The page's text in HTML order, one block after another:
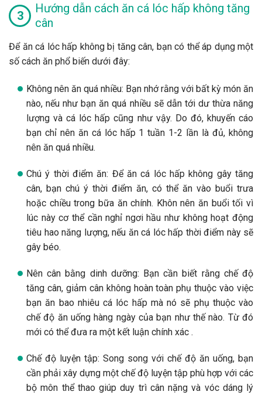
Hướng dẫn cách ăn cá lóc hấp không tăng
cân
Để ăn cá lóc hấp không bị tăng cân, bạn có thể áp dụng một
số cách ăn phổ biến dưới đây:
Không nên ăn quá nhiều: Bạn nhớ rằng với bất kỳ món ăn
nào, nếu như bạn ăn quá nhiều sẽ dẫn tới dư thừa năng
lượng và cá lóc hấp cũng như vậy. Do đó, khuyến cáo
bạn chỉ nên ăn cá lóc hấp 1 tuần 1-2 lần là đủ, không
nên ăn quá nhiều.
Chú ý thời điểm ăn: Để ăn cá lóc hấp không gây tăng
cân, bạn chú ý thời điểm ăn, có thể ăn vào buổi trưa
hoặc chiều trong bữa ăn chính. Khôn nên ăn buổi tối vì
lúc này cơ thể cần nghỉ ngơi hầu như không hoạt động
tiêu hao năng lượng, nếu ăn cá lóc hấp thời điểm này sẽ
gây béo.
Nên cân bằng dinh dưỡng: Bạn cần biết rằng chế độ
tăng cân, giảm cân không hoàn toàn phụ thuộc vào việc
bạn ăn bao nhiêu cá lóc hấp mà nó sẽ phụ thuộc vào
chế độ ăn uống hàng ngày của bạn như thế nào. Từ đó
mới có thể đưa ra một kết luận chính xác .
Chế độ luyện tập: Song song với chế độ ăn uống, bạn
cần phải xây dựng một chế độ luyện tập phù hợp với các
bộ môn thể thao giúp duy trì cân nặng và vóc dáng lý